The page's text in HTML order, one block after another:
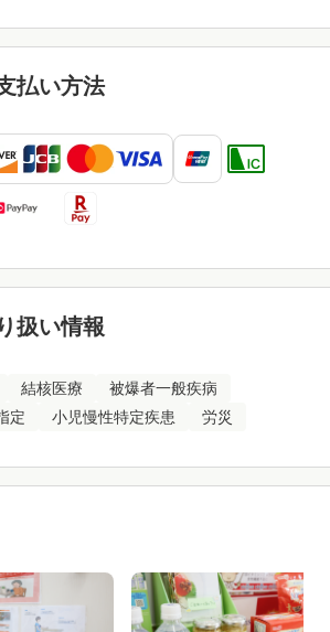
払い方法
扱い情報
結核医療
被爆者一般疾病
定 小児慢性特定疾患 労災